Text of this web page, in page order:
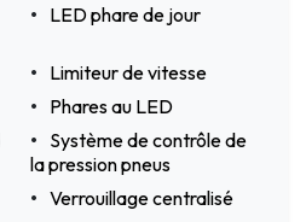
LED phare de jour
Limiteur de vitesse
Phares au LED
Système de contrôle de
la pression pneus
Verrouillage centralisé